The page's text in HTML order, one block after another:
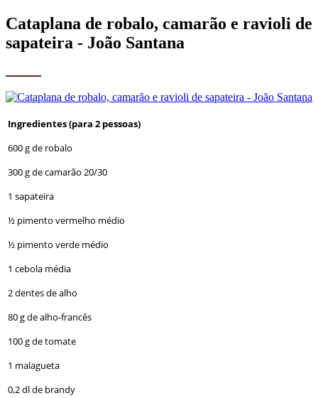
Cataplana de robalo, camarão e ravioli de
sapateira - João Santana
Ingredientes (para 2 pessoas)
600 g de robalo
300 g de camarão 20/30
1 sapateira
½ pimento vermelho médio
½ pimento verde médio
1 cebola média
2 dentes de alho
80 g de alho-francês
100 g de tomate
1 malagueta
0,2 dl de brandy